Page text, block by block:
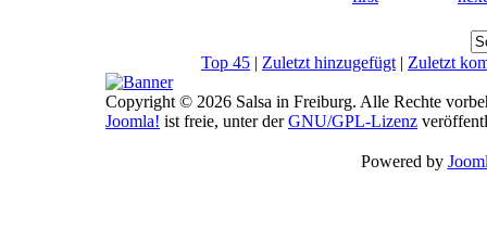
Top 45 | Zuletzt hinzugefügt| Zuletzt
Copyright © 2026 Salsa in Freiburg. Alle Rechte
Joomla! ist freie, unter derGNU/GPL-Lizenz
Powered by